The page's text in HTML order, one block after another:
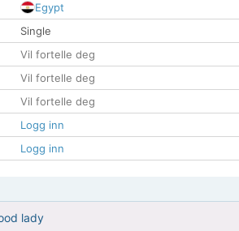
Egypt
Single
Vil fortelle deg
Vil fortelle deg
Vil fortelle deg
Logg inn
Logg inn
lady